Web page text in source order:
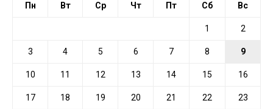
Пн Вт Ср Чт Пт Сб Вс
1 2
3 4 5 6 7 8 9
10 11 12 13 14 15 16
17 18 19 20 21 22 23